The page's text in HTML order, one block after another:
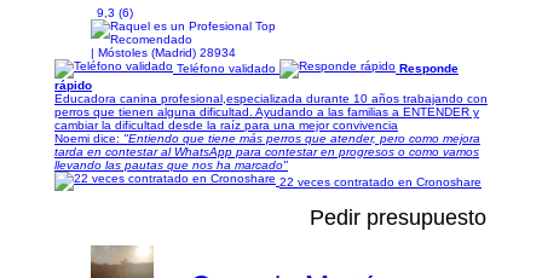
9,3 (6)
| Móstoles (Madrid) 28934
Teléfono validado
Responde
rápido
Educadora canina profesional,especializada durante 10 años trabajando con
perros que tienen alguna dificultad. Ayudando a las familias a ENTENDER y
cambiar la dificultad desde la raíz para una mejor convivencia
Noemi dice: "Entiendo que tiene más perros que atender, pero como mejora
tarda en contestar al WhatsApp para contestar en progresos o como vamos
llevando las pautas que nos ha marcado"
22 veces contratado en Cronoshare
Pedir presupuesto